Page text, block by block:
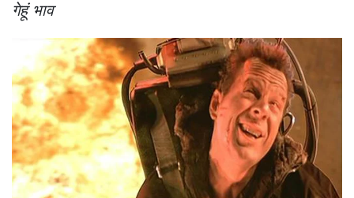
गेहूं भाव